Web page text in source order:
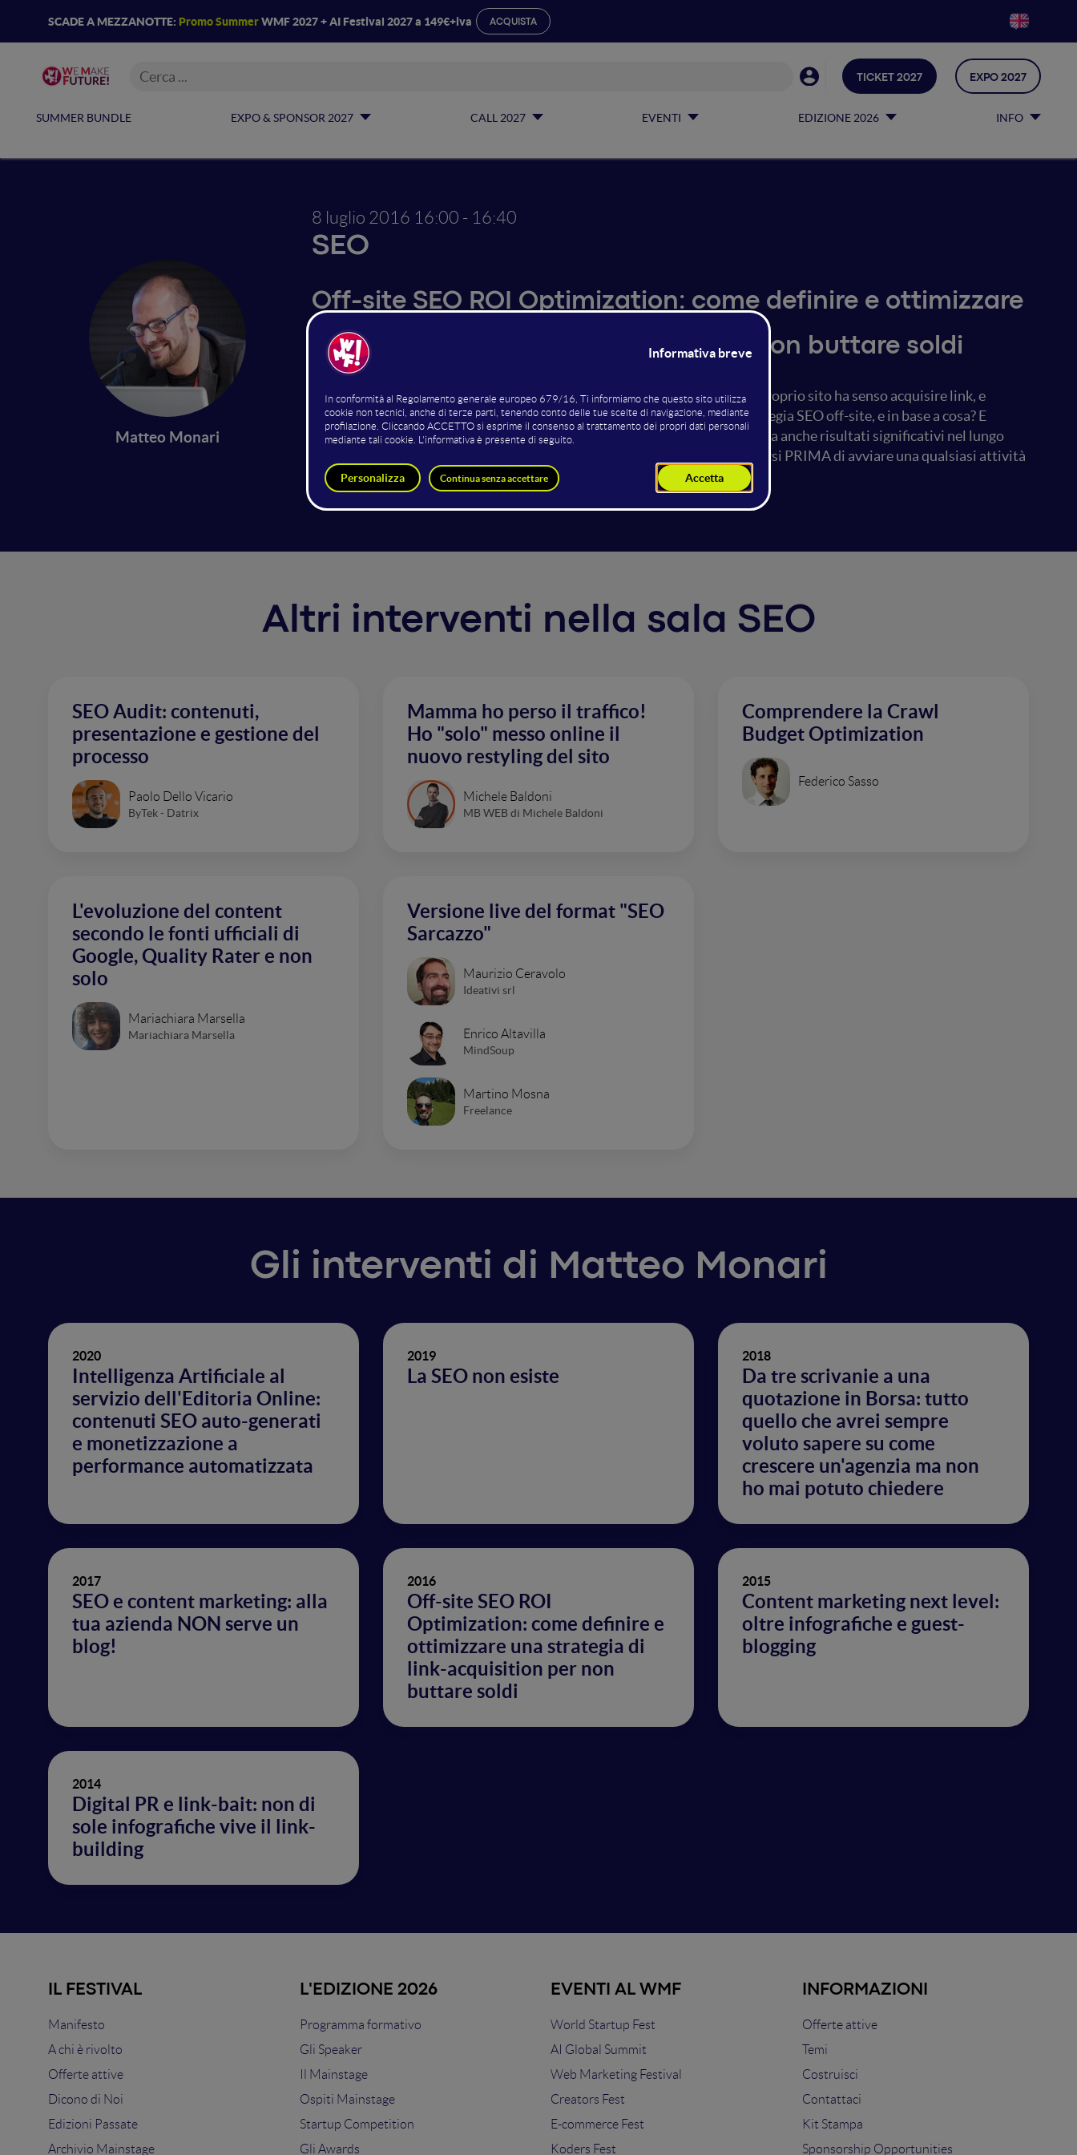
SCADE A MEZZANOTTE: Promo SummerWMF 2027 + AI Festival 2027 a 149€+iva ACQUISTA
SUMMER BUNDLE EXPO & SPONSOR 2027 CALL 2027 EVENTI EDIZIONE 2026 INFO
TICKET 2027 EXPO 2027
Matteo Monari
8 luglio 2016 16:00 - 16:40
SEO
Off-site SEO ROI Optimization: come definire e ottimizzare
una strategia di link-acquisition per non buttare soldi
Ha sempre senso investire in link-acquisition? Se si, verso che pagine del proprio sito ha senso acquisire link, e
perché? Ogni quanto tempo sarà poi necessario aggiornare la propria strategia SEO off-site, e in base a cosa? E
soprattutto: come ottenere nel minor tempo possibile risultati tangibili, ma anche risultati significativi nel lungo
periodo? Nell’intervento risponderemo a queste e ad altre domande da porsi PRIMA di avviare una qualsiasi attività
di link acquisition.
Altri interventi nella sala SEO
SEO Audit: contenuti,
presentazione e gestione del
processo
Paolo Dello Vicario
ByTek - Datrix
Mamma ho perso il traffico!
Ho "solo" messo online il
nuovo restyling del sito
Michele Baldoni
MB WEB di Michele Baldoni
Comprendere la Crawl
Budget Optimization
Federico Sasso
L'evoluzione del content
secondo le fonti ufficiali di
Google, Quality Rater e non
solo
Mariachiara Marsella
Mariachiara Marsella
Versione live del format "SEO
Sarcazzo"
Maurizio Ceravolo
Ideativi srl
Enrico Altavilla
MindSoup
Martino Mosna
Freelance
Gli interventi di Matteo Monari
2020
Intelligenza Artificiale al
servizio dell'Editoria Online:
contenuti SEO auto-generati
e monetizzazione a
performance automatizzata
2019
La SEO non esiste
2018
Da tre scrivanie a una
quotazione in Borsa: tutto
quello che avrei sempre
voluto sapere su come
crescere un'agenzia ma non
ho mai potuto chiedere
2017
SEO e content marketing: alla
tua azienda NON serve un
blog!
2016
Off-site SEO ROI
Optimization: come definire e
ottimizzare una strategia di
link-acquisition per non
buttare soldi
2015
Content marketing next level:
oltre infografiche e guest-
blogging
2014
Digital PR e link-bait: non di
sole infografiche vive il link-
building
IL FESTIVAL
Manifesto
A chi è rivolto
Offerte attive
Dicono di Noi
Edizioni Passate
Archivio Mainstage
L'EDIZIONE 2026
Programma formativo
Gli Speaker
Il Mainstage
Ospiti Mainstage
Startup Competition
Gli Awards
EVENTI AL WMF
World Startup Fest
AI Global Summit
Web Marketing Festival
Creators Fest
E-commerce Fest
Koders Fest
INFORMAZIONI
Offerte attive
Temi
Costruisci
Contattaci
Kit Stampa
Sponsorship Opportunities